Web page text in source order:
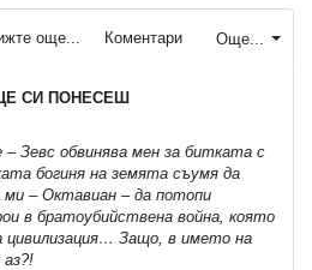
Още...
още... Коментари
СИ ПОНЕСЕШ
Зевс обвинява мен за битката с
богиня на земята съумя да
– Октавиан – да потопи
в братоубийствена война, която
цивилизация… Защо, в името на